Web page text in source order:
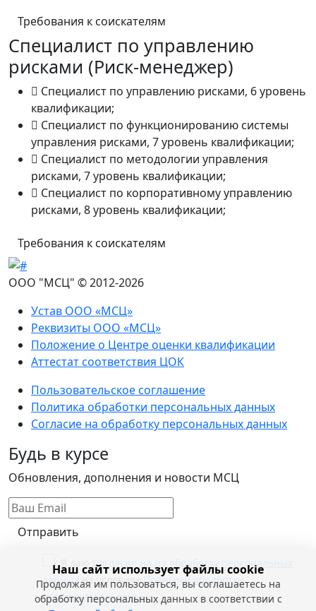
Требования к соискателям
Специалист по управлению
рисками (Риск-менеджер)
Специалист по управлению рисками, 6 уровень
квалификации;
Специалист по функционированию системы
управления рисками, 7 уровень квалификации;
Специалист по методологии управления
рисками, 7 уровень квалификации;
Специалист по корпоративному управлению
рисками, 8 уровень квалификации;
Требования к соискателям
ООО "МСЦ" © 2012-2026
Устав ООО «МСЦ»
Реквизиты ООО «МСЦ»
Положение о Центре оценки квалификации
Аттестат соответствия ЦОК
Пользовательское соглашение
Политика обработки персональных данных
Согласие на обработку персональных данных
Наш сайт использует файлы cookie
Продолжая им пользоваться, вы соглашаетесь на
обработку персональных данных в соответствии с
Будь в курсе
Обновления, дополнения и новости МСЦ
Отправить
Согласие на на обработку персональных
данныхна условияхПолитики обработки
персональных данных